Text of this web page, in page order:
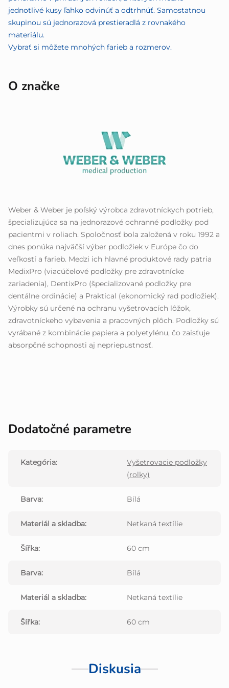
jednotlivé kusy ľahko odvinúť a odtrhnúť. Samostatnou
skupinou sú jednorazová prestieradlá z rovnakého
materiálu.
Vybrať si môžete mnohých farieb a rozmerov.
O značke
Weber & Weber je poľský výrobca zdravotníckych potrieb,
špecializujúca sa na jednorazové ochranné podložky pod
pacientmi v roliach. Spoločnosť bola založená v roku 1992 a
dnes ponúka najväčší výber podložiek v Európe čo do
veľkostí a farieb. Medzi ich hlavné produktové rady patria
MedixPro (viacúčelové podložky pre zdravotnícke
zariadenia), DentixPro (špecializované podložky pre
dentálne ordinácie) a Praktical (ekonomický rad podložiek).
Výrobky sú určené na ochranu vyšetrovacích lôžok,
zdravotníckeho vybavenia a pracovných plôch. Podložky sú
vyrábané z kombinácie papiera a polyetylénu, čo zaisťuje
absorpčné schopnosti aj nepriepustnosť.
Dodatočné parametre
Kategória:
Vyšetrovacie podložky
(rolky)
Barva: Bílá
Materiál a skladba: Netkaná textílie
Šířka: 60 cm
Barva: Bílá
Materiál a skladba: Netkaná textílie
Šířka: 60 cm
Diskusia